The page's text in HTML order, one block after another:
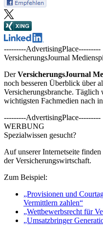
---------AdvertisingPlace---------
VersicherungsJournal
DerVersicherungsJournal
noch besseren Überblick über
Versicherungsbranche.
wichtigsten Fachmedien nach
---------AdvertisingPlace---------
WERBUNG
Spezialwissen gesucht?
Auf unserer Internetseite
der Versicherungswirtschaft.
Zum Beispiel:
„Provisionen und
Vermittlern zahlen“
„Wettbewerbsrecht für
„Umsatzbringer